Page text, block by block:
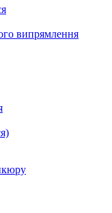
випрямлення